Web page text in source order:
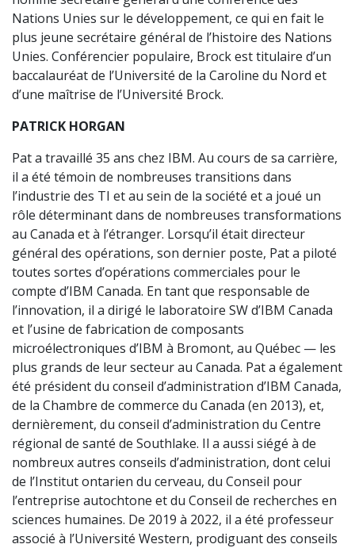
Nations Unies sur le développement, ce qui en fait le
plus jeune secrétaire général de l’histoire des Nations
Unies. Conférencier populaire, Brock est titulaire d’un
baccalauréat de l’Université de la Caroline du Nord et
d’une maîtrise de l’Université Brock.
PATRICK HORGAN
Pat a travaillé 35 ans chez IBM. Au cours de sa carrière,
il a été témoin de nombreuses transitions dans
l’industrie des TI et au sein de la société et a joué un
rôle déterminant dans de nombreuses transformations
au Canada et à l’étranger. Lorsqu’il était directeur
général des opérations, son dernier poste, Pat a piloté
toutes sortes d’opérations commerciales pour le
compte d’IBM Canada. En tant que responsable de
l’innovation, il a dirigé le laboratoire SW d’IBM Canada
et l’usine de fabrication de composants
microélectroniques d’IBM à Bromont, au Québec — les
plus grands de leur secteur au Canada. Pat a également
été président du conseil d’administration d’IBM Canada,
de la Chambre de commerce du Canada (en 2013), et,
dernièrement, du conseil d’administration du Centre
régional de santé de Southlake. Il a aussi siégé à de
nombreux autres conseils d’administration, dont celui
de l’Institut ontarien du cerveau, du Conseil pour
l’entreprise autochtone et du Conseil de recherches en
sciences humaines. De 2019 à 2022, il a été professeur
associé à l’Université Western, prodiguant des conseils